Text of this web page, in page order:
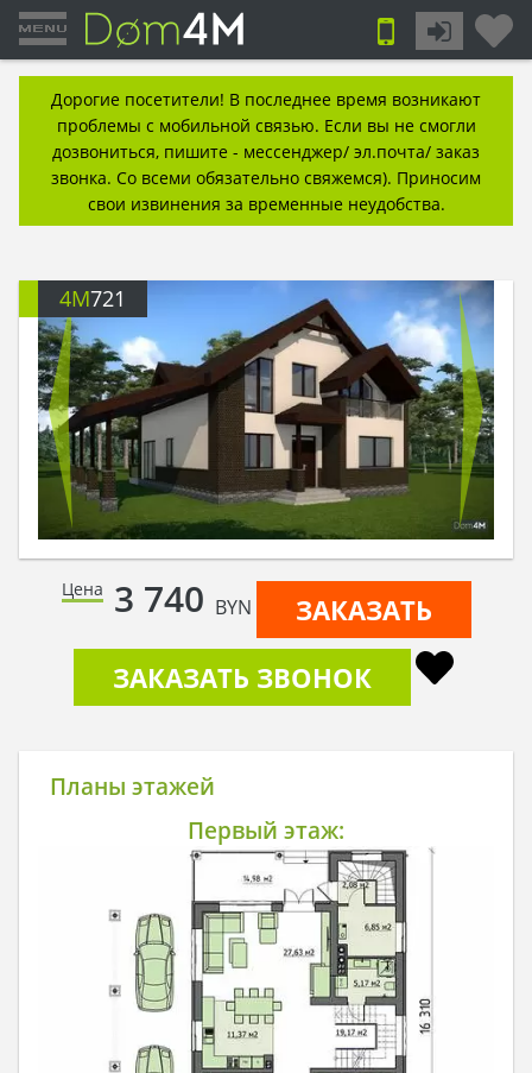
Дорогие посетители! В последнее время возникают
проблемы с мобильной связью. Если вы не смогли
дозвониться, пишите - мессенджер/ эл.почта/ заказ
звонка. Со всеми обязательно свяжемся). Приносим
свои извинения за временные неудобства.
4M721
Цена 3 740 BYN
ЗАКАЗАТЬ
ЗАКАЗАТЬ ЗВОНОК
Планы этажей
Первый этаж: